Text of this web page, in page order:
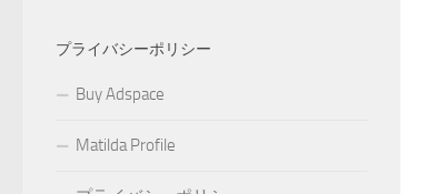
プライバシーポリシー
Buy Adspace
Matilda Profile